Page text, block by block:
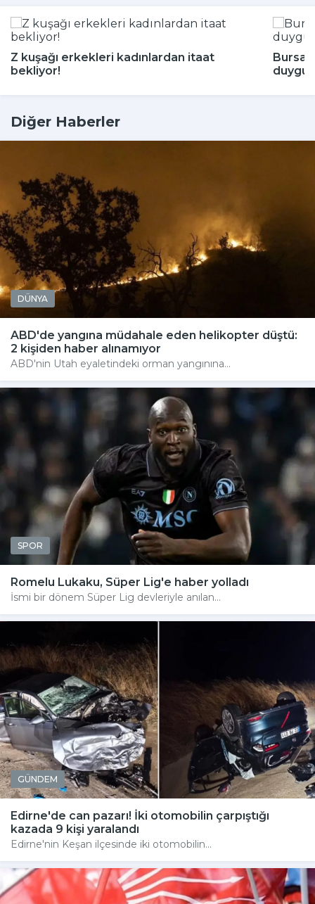
Z kuşağı erkekleri kadınlardan itaat
bekliyor!
Diğer Haberler
DÜNYA
ABD'de yangına müdahale eden helikopter düştü:
2 kişiden haber alınamıyor
ABD'nin Utah eyaletindeki orman yangınına...
SPOR
Romelu Lukaku, Süper Lig'e haber yolladı
İsmi bir dönem Süper Lig devleriyle anılan...
GÜNDEM
Edirne'de can pazarı! İki otomobilin çarpıştığı
kazada 9 kişi yaralandı
Edirne'nin Keşan ilçesinde iki otomobilin...